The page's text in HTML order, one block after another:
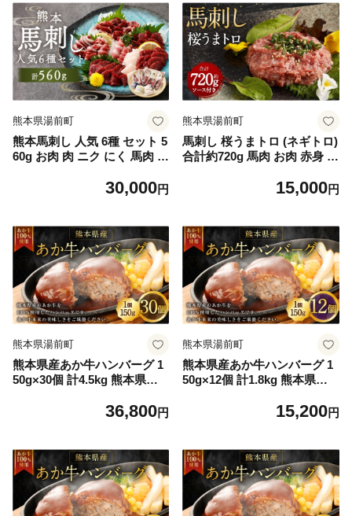
熊本県産 冷凍
熊本県湯前町
熊本馬刺し 人気 6種 セット 5
60g お肉 肉 ニク にく 馬肉 馬
め合わせ 食べ比べ 上赤身馬
産 熊本県産 冷凍
30,000円
熊本県湯前町
馬刺し 桜うまトロ (ネギトロ)
合計約720g 馬肉 お肉 赤身 6
15,000円
熊本県湯前町
熊本県産あか牛ハンバーグ 1
50g×30個 計4.5kg 熊本県産
しさ 肉汁 国産 牛 牛肉 ニク
36,800円
熊本県湯前町
熊本県産あか牛ハンバーグ 1
50g×12個 計1.8kg 熊本県産
しさ 肉汁 国産 牛 牛肉 ニク
15,200円